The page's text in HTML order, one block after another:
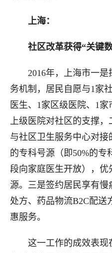
上海：
社区改革获得“关键
2016年，上海市一是
务机制，居民自愿与1家
医生、1家区级医院、1
上级医院对社区的支撑
与社区卫生服务中心对接
的专科号源（即50%的专
段向家庭医生开放），优
源。三是签约居民享有
处方、药品物流B2C配送
惠服务。
这一工作的成效表现